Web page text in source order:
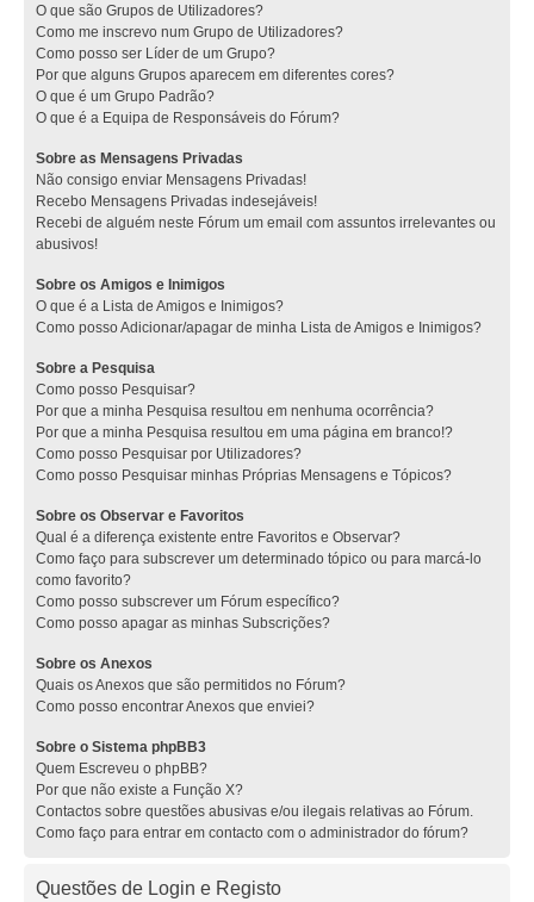
O que são Grupos de Utilizadores?
Como me inscrevo num Grupo de Utilizadores?
Como posso ser Líder de um Grupo?
Por que alguns Grupos aparecem em diferentes cores?
O que é um Grupo Padrão?
O que é a Equipa de Responsáveis do Fórum?
Sobre as Mensagens Privadas
Não consigo enviar Mensagens Privadas!
Recebo Mensagens Privadas indesejáveis!
Recebi de alguém neste Fórum um email com assuntos irrelevantes ou
abusivos!
Sobre os Amigos e Inimigos
O que é a Lista de Amigos e Inimigos?
Como posso Adicionar/apagar de minha Lista de Amigos e Inimigos?
Sobre a Pesquisa
Como posso Pesquisar?
Por que a minha Pesquisa resultou em nenhuma ocorrência?
Por que a minha Pesquisa resultou em uma página em branco!?
Como posso Pesquisar por Utilizadores?
Como posso Pesquisar minhas Próprias Mensagens e Tópicos?
Sobre os Observar e Favoritos
Qual é a diferença existente entre Favoritos e Observar?
Como faço para subscrever um determinado tópico ou para marcá-lo
como favorito?
Como posso subscrever um Fórum específico?
Como posso apagar as minhas Subscrições?
Sobre os Anexos
Quais os Anexos que são permitidos no Fórum?
Como posso encontrar Anexos que enviei?
Sobre o Sistema phpBB3
Quem Escreveu o phpBB?
Por que não existe a Função X?
Contactos sobre questões abusivas e/ou ilegais relativas ao Fórum.
Como faço para entrar em contacto com o administrador do fórum?
Questões de Login e Registo